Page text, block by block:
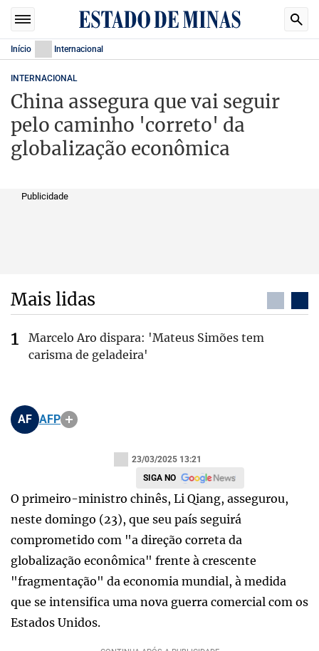
Início Internacional
INTERNACIONAL
China assegura que vai seguir
pelo caminho 'correto' da
globalização econômica
Publicidade
Mais lidas
Marcelo Aro dispara: 'Mateus Simões tem
carisma de geladeira'
AF AFP
23/03/2025 13:21
SIGA NO
O primeiro-ministro chinês, Li Qiang, assegurou,
neste domingo (23), que seu país seguirá
comprometido com "a direção correta da
globalização econômica" frente à crescente
"fragmentação" da economia mundial, à medida
que se intensifica uma nova guerra comercial com os
Estados Unidos.